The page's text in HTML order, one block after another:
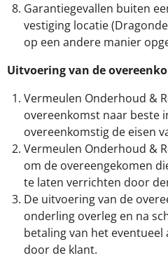
Garantiegevallen buiten
vestiging locatie
op een andere manier
Uitvoering van de
Vermeulen Onderhoud &
overeenkomst naar beste
overeenkomstig de eisen
Vermeulen Onderhoud &
om de overeengekomen
te laten verrichten door
De uitvoering van de
onderling overleg en na
betaling van het
door de klant.